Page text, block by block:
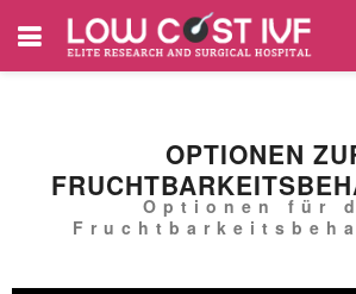
OPTIONEN
Optionen für